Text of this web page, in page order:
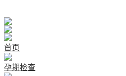
首页
孕期检查